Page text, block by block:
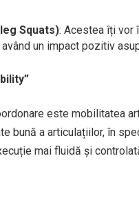
Squats): Acestea îți vor
un impact pozitiv
este mobilitatea
bună a articulațiilor, în
mai fluidă și